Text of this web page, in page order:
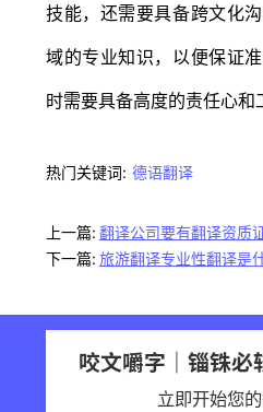
技能，还需要具备跨文化
域的专业知识，以便保证
时需要具备高度的责任心和
热门关键词: 德语翻译
上一篇: 翻译公司要有翻译资质
下一篇: 旅游翻译专业性翻译是
咬文嚼字｜锱铢必
立即开始您